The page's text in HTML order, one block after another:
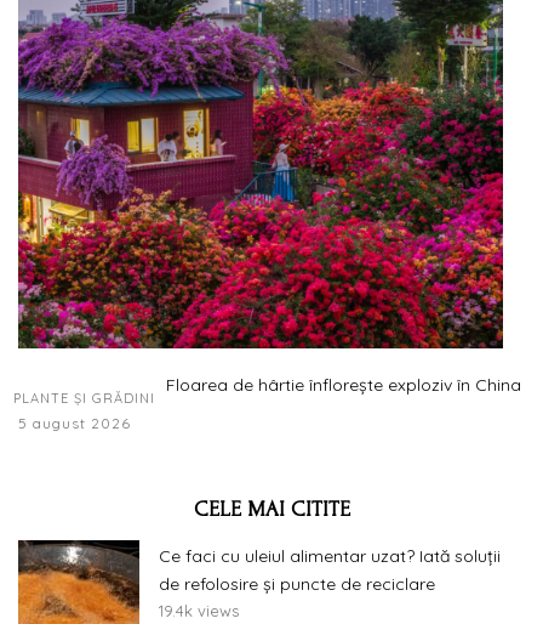
PLANTE ȘI GRĂDINI
Floarea de hârtie înflorește exploziv în China
5 august 2026
CELE MAI CITITE
Ce faci cu uleiul alimentar uzat? Iată soluții
de refolosire și puncte de reciclare
19.4k views